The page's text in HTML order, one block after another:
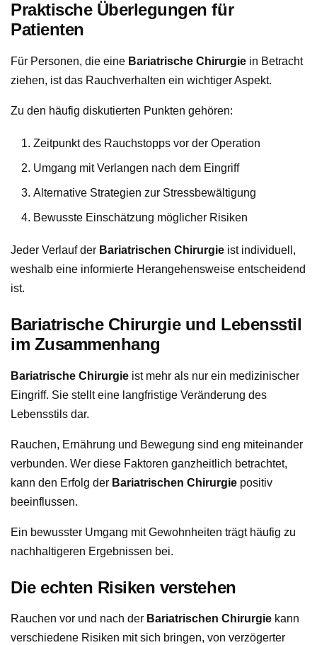
Praktische Überlegungen für
Patienten
Für Personen, die eine Bariatrische Chirurgie in Betracht
ziehen, ist das Rauchverhalten ein wichtiger Aspekt.
Zu den häufig diskutierten Punkten gehören:
Zeitpunkt des Rauchstopps vor der Operation
Umgang mit Verlangen nach dem Eingriff
Alternative Strategien zur Stressbewältigung
Bewusste Einschätzung möglicher Risiken
Jeder Verlauf der Bariatrischen Chirurgie ist individuell,
weshalb eine informierte Herangehensweise entscheidend
ist.
Bariatrische Chirurgie und Lebensstil
im Zusammenhang
Bariatrische Chirurgie ist mehr als nur ein medizinischer
Eingriff. Sie stellt eine langfristige Veränderung des
Lebensstils dar.
Rauchen, Ernährung und Bewegung sind eng miteinander
verbunden. Wer diese Faktoren ganzheitlich betrachtet,
kann den Erfolg der Bariatrischen Chirurgie positiv
beeinflussen.
Ein bewusster Umgang mit Gewohnheiten trägt häufig zu
nachhaltigeren Ergebnissen bei.
Die echten Risiken verstehen
Rauchen vor und nach der Bariatrischen Chirurgie kann
verschiedene Risiken mit sich bringen, von verzögerter